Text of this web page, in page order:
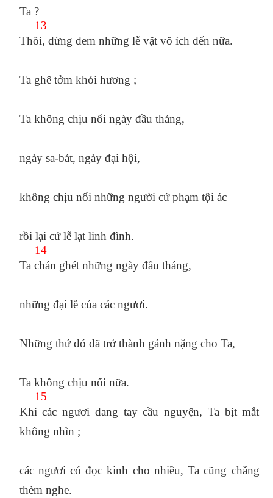
Ta ?
13
Thôi, đừng đem những lễ vật vô ích đến nữa.
Ta ghê tởm khói hương ;
Ta không chịu nổi ngày đầu tháng,
ngày sa-bát, ngày đại hội,
không chịu nổi những người cứ phạm tội ác
rồi lại cứ lễ lạt linh đình.
14
Ta chán ghét những ngày đầu tháng,
những đại lễ của các ngươi.
Những thứ đó đã trở thành gánh nặng cho Ta,
Ta không chịu nổi nữa.
15
Khi các ngươi dang tay cầu nguyện, Ta bịt mắt
không nhìn ;
các ngươi có đọc kinh cho nhiều, Ta cũng chẳng
thèm nghe.